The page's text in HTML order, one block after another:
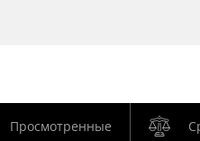
Просмотренные